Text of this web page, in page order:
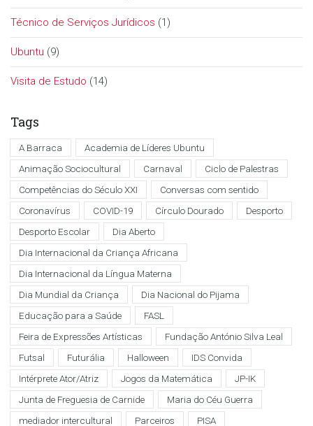
Técnico de Serviços Jurídicos (1)
Ubuntu (9)
Visita de Estudo (14)
Tags
A Barraca
Academia de Líderes Ubuntu
Animação Sociocultural
Carnaval
Ciclo de Palestras
Competências do Século XXI
Conversas com sentido
Coronavírus
COVID-19 Círculo Dourado
Desporto
Desporto Escolar
Dia Aberto
Dia Internacional da Criança Africana
Dia Internacional da Língua Materna
Dia Mundial da Criança
Dia Nacional do Pijama
Educação para a Saúde
FASL
Feira de Expressões Artísticas
Fundação António Silva Leal
Futsal
Futurália Halloween
IDS Convida
Intérprete Ator/Atriz
Jogos da Matemática
JP-IK
Junta de Freguesia de Carnide
Maria do Céu Guerra
mediador intercultural
Parceiros
PISA